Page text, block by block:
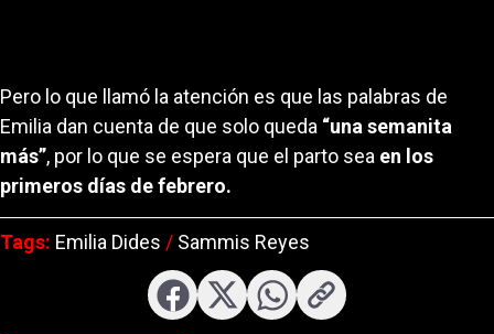
Pero lo que llamó la atención es que las palabras de
Emilia dan cuenta de que solo queda “una semanita
más”, por lo que se espera que el parto sea en los
primeros días de febrero.
Tags: Emilia Dides / Sammis Reyes
abre en nueva pestaña
abre en nueva pestaña
abre en nueva pestaña